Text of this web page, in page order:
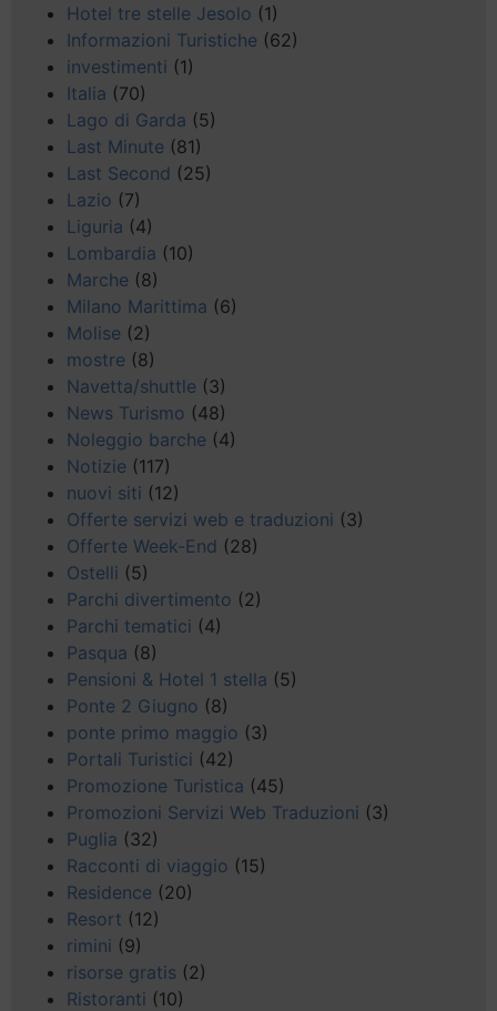
Hotel tre stelle Jesolo (1)
Informazioni Turistiche (62)
investimenti (1)
Italia (70)
Lago di Garda (5)
Last Minute (81)
Last Second (25)
Lazio (7)
Liguria (4)
Lombardia (10)
Marche (8)
Milano Marittima (6)
Molise (2)
mostre (8)
Navetta/shuttle (3)
News Turismo (48)
Noleggio barche (4)
Notizie (117)
nuovi siti (12)
Offerte servizi web e traduzioni (3)
Offerte Week-End (28)
Ostelli (5)
Parchi divertimento (2)
Parchi tematici (4)
Pasqua (8)
Pensioni & Hotel 1 stella (5)
Ponte 2 Giugno (8)
ponte primo maggio (3)
Portali Turistici (42)
Promozione Turistica (45)
Promozioni Servizi Web Traduzioni (3)
Puglia (32)
Racconti di viaggio (15)
Residence (20)
Resort (12)
rimini (9)
risorse gratis (2)
Ristoranti (10)